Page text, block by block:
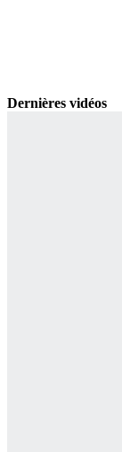
Dernières vidéos